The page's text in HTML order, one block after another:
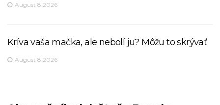
August 8,2026
Kríva vaša mačka, ale nebolí ju? Môžu to skrývať
August 8,2026